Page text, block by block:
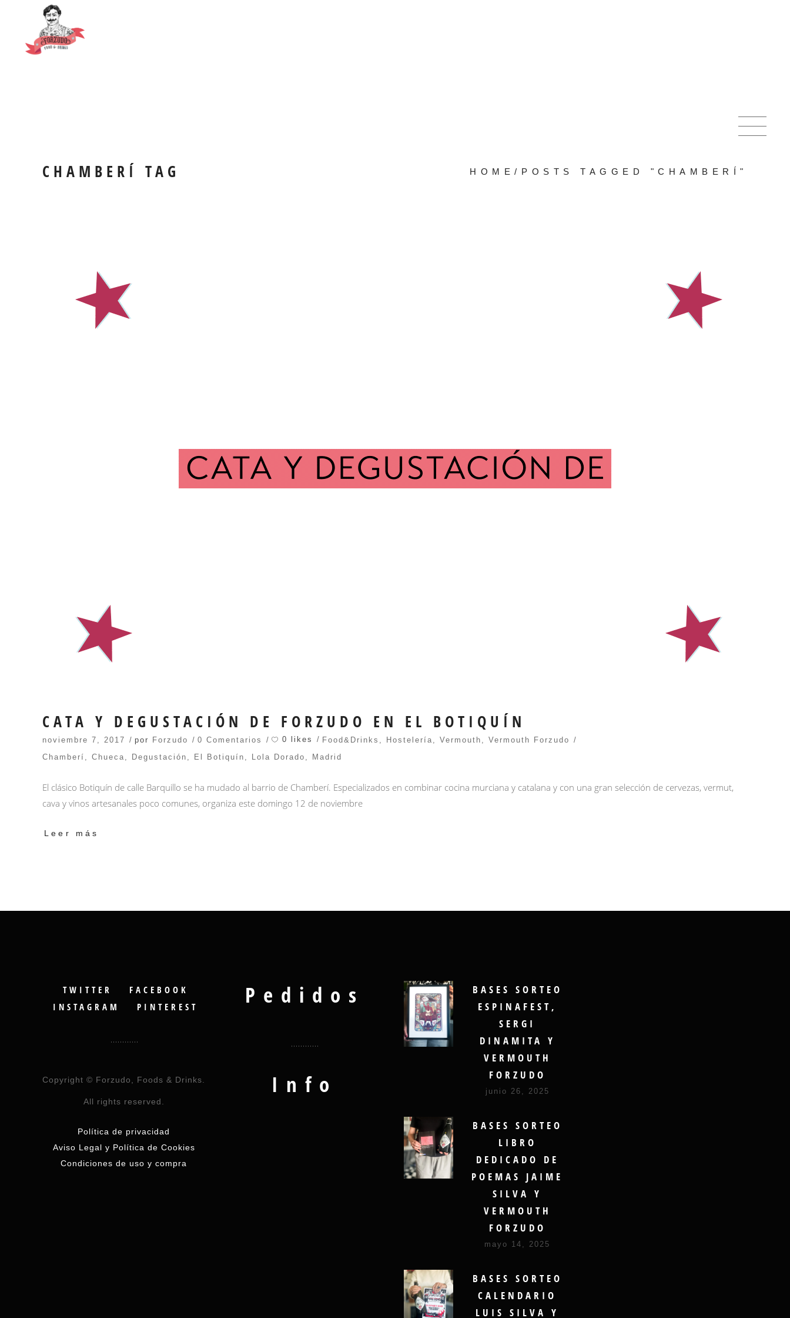
CHAMBERÍ TAG HOME / POSTS TAGGED "CHAMBERÍ"
CATA Y DEGUSTACIÓN DE FORZUDO EN EL BOTIQUÍN
noviembre 7, 2017 por Forzudo 0 Comentarios 0 likes Food&Drinks Hostelería Vermouth
Vermouth Forzudo
Chamberí
Chueca Degustación El Botiquín Lola Dorado Madrid
El clásico Botiquín de calle Barquillo se ha mudado al barrio de Chamberí. Especializados en combinar cocina murciana y catalana y con una gran selección de cervezas, vermut,
cava y vinos artesanales poco comunes, organiza este domingo 12 de noviembre
Leer más
TWITTER
FACEBOOK
INSTAGRAM
PINTEREST
Copyright © Forzudo, Foods & Drinks.
All rights reserved.
Política de privacidad
Aviso Legal y Política de Cookies
Condiciones de uso y compra
Pedidos
Info
BASES SORTEO
ESPINAFEST,
SERGI
DINAMITA Y
VERMOUTH
FORZUDO
junio 26, 2025
BASES SORTEO
LIBRO
DEDICADO DE
POEMAS JAIME
SILVA Y
VERMOUTH
FORZUDO
mayo 14, 2025
BASES SORTEO
CALENDARIO
LUIS SILVA Y